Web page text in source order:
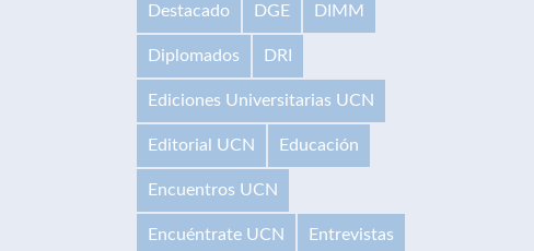
Destacado DGE DIMM
Diplomados DRI
Ediciones Universitarias UCN
Editorial UCN Educación
Encuentros UCN
Encuéntrate UCN Entrevistas